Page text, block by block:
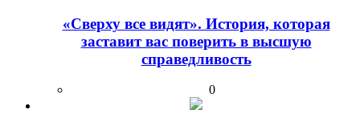
«Сверху все видят». История, которая
заставит вас поверить в высшую
справедливость
0